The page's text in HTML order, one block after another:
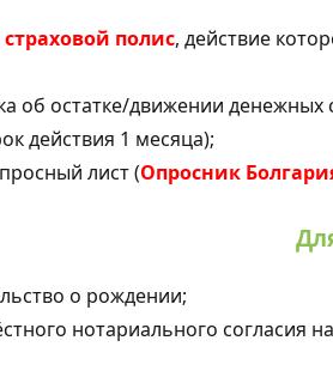
полис, действие
об остатке/движении
действия 1 месяца);
лист (Опросник
о рождении;
нотариального согласия